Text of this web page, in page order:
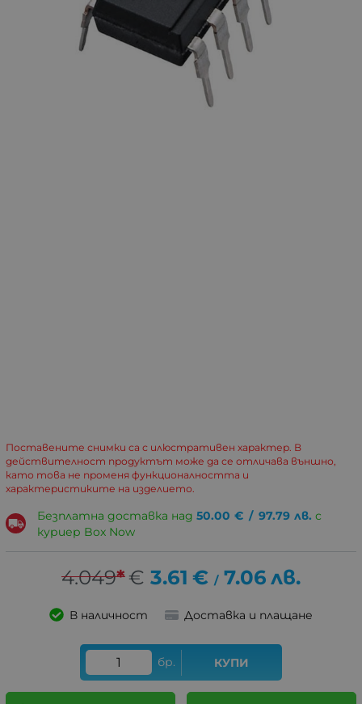
Поставените снимки са с илюстративен характер. В
действителност продуктът може да се отличава външно,
като това не променя функционалността и
характеристиките на изделието.
Безплатна доставка над 50.00 € / 97.79 лв. с
куриер Box Now
4.049*€ 3.61 € / 7.06 лв.
В наличност Доставка и плащане
бр. КУПИ